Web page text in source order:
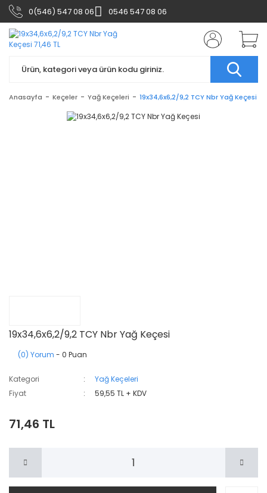
0(546) 547 08 06 0546 547 08 06
Anasayfa Keçeler Yağ Keçeleri 19x34,6x6,2/9,2 TCY Nbr Yağ Keçesi
19x34,6x6,2/9,2 TCY Nbr Yağ Keçesi
(0) Yorum - 0 Puan
Kategori
Yağ Keçeleri
Fiyat
59,55 TL + KDV
71,46 TL